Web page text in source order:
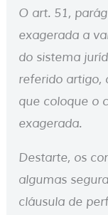
O art. 51,
exagerada a
do sistema
referido artigo,
que coloque o
exagerada.
Destarte, os
algumas
cláusula de